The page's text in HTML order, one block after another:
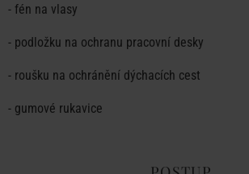
- fén na vlasy
- podložku na ochranu pracovní desky
- roušku na ochránění dýchacích cest
- gumové rukavice